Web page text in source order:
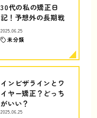
30代の私の矯正日
記！予想外の長期戦
2025.06.25
未分類
インビザラインとワ
イヤー矯正？どっち
がいい？
2025.06.25